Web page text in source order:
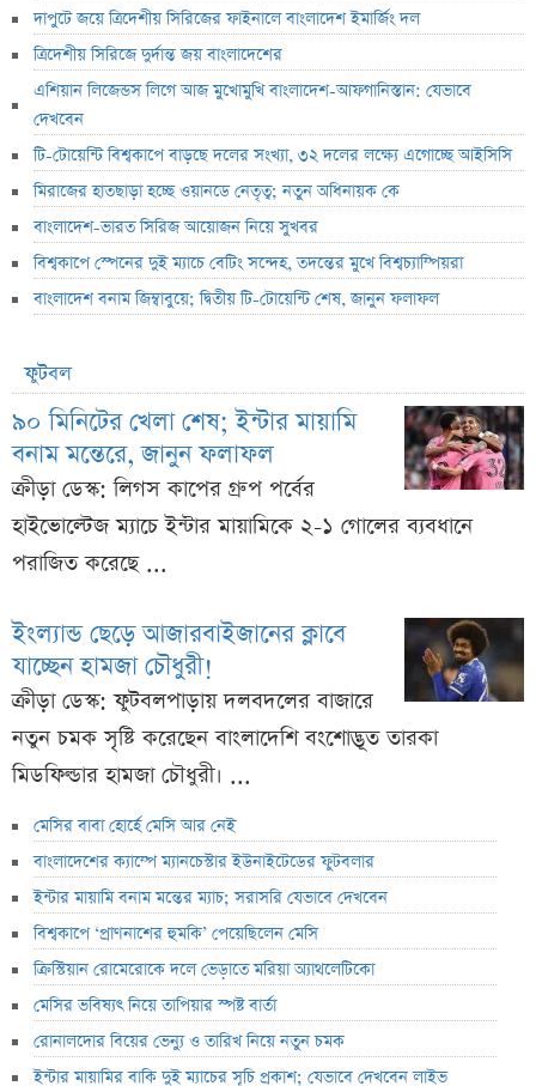
দাপুটে জয়ে ত্রিদেশীয় সিরিজের ফাইনালে বাংলাদেশ ইমার্জিং দল
ত্রিদেশীয় সিরিজে দুর্দান্ত জয় বাংলাদেশের
এশিয়ান লিজেন্ডস লিগে আজ মুখোমুখি বাংলাদেশ-আফগানিস্তান: যেভাবে
দেখবেন
টি-টোয়েন্টি বিশ্বকাপে বাড়ছে দলের সংখ্যা, ৩২ দলের লক্ষ্যে এগোচ্ছে আইসিসি
মিরাজের হাতছাড়া হচ্ছে ওয়ানডে নেতৃত্ব; নতুন অধিনায়ক কে
বাংলাদেশ-ভারত সিরিজ আয়োজন নিয়ে সুখবর
বিশ্বকাপে স্পেনের দুই ম্যাচে বেটিং সন্দেহ, তদন্তের মুখে বিশ্বচ্যাম্পিয়রা
বাংলাদেশ বনাম জিম্বাবুয়ে; দ্বিতীয় টি-টোয়েন্টি শেষ, জানুন ফলাফল
ফুটবল
৯০ মিনিটের খেলা শেষ; ইন্টার মায়ামি
বনাম মন্তেরে, জানুন ফলাফল
ক্রীড়া ডেস্ক: লিগস কাপের গ্রুপ পর্বের
হাইভোল্টেজ ম্যাচে ইন্টার মায়ামিকে ২-১ গোলের ব্যবধানে
পরাজিত করেছে ...
ইংল্যান্ড ছেড়ে আজারবাইজানের ক্লাবে
যাচ্ছেন হামজা চৌধুরী!
ক্রীড়া ডেস্ক: ফুটবলপাড়ায় দলবদলের বাজারে
নতুন চমক সৃষ্টি করেছেন বাংলাদেশি বংশোদ্ভূত তারকা
মিডফিল্ডার হামজা চৌধুরী। ...
মেসির বাবা হোর্হে মেসি আর নেই
বাংলাদেশের ক্যাম্পে ম্যানচেস্টার ইউনাইটেডের ফুটবলার
ইন্টার মায়ামি বনাম মন্তের ম্যাচ; সরাসরি যেভাবে দেখবেন
বিশ্বকাপে ‘প্রাণনাশের হুমকি’ পেয়েছিলেন মেসি
ক্রিস্টিয়ান রোমেরোকে দলে ভেড়াতে মরিয়া অ্যাথলেটিকো
মেসির ভবিষ্যৎ নিয়ে তাপিয়ার স্পষ্ট বার্তা
রোনালদোর বিয়ের ভেন্যু ও তারিখ নিয়ে নতুন চমক
ইন্টার মায়ামির বাকি দুই ম্যাচের সূচি প্রকাশ; যেভাবে দেখবেন লাইভ